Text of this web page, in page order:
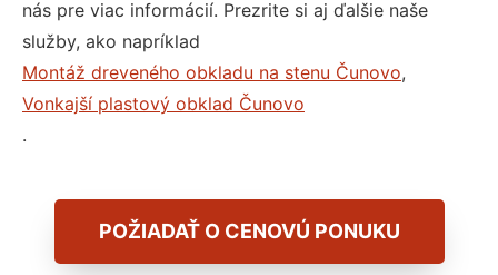
nás pre viac informácií. Prezrite si aj ďalšie naše
služby, ako napríklad
Montáž dreveného obkladu na stenu Čunovo,
Vonkajší plastový obklad Čunovo
.
POŽIADAŤ O CENOVÚ PONUKU